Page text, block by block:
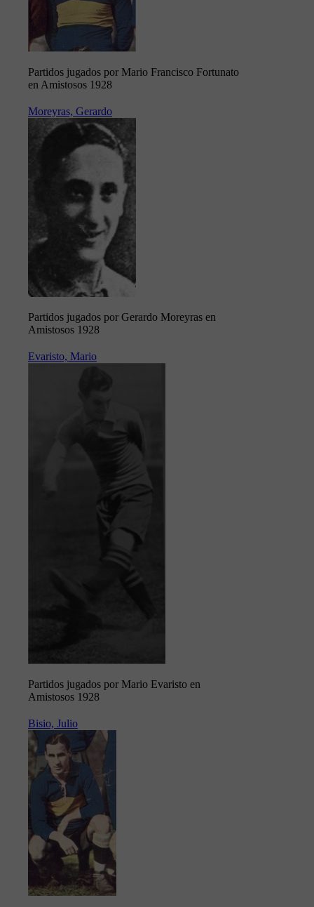
Partidos jugados por Mario Francisco Fortunato
en Amistosos 1928
Moreyras, Gerardo
Partidos jugados por Gerardo Moreyras en
Amistosos 1928
Evaristo, Mario
Partidos jugados por Mario Evaristo en
Amistosos 1928
Bisio, Julio